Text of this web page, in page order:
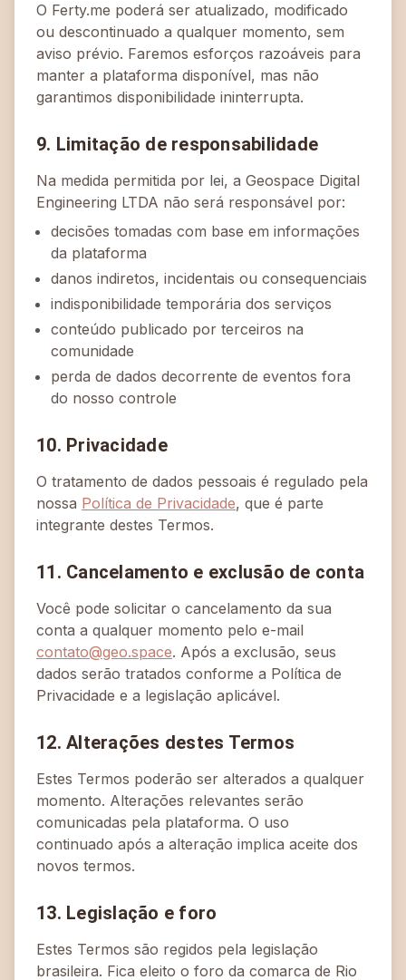
O Ferty.me poderá ser atualizado, modificado
ou descontinuado a qualquer momento, sem
aviso prévio. Faremos esforços razoáveis para
manter a plataforma disponível, mas não
garantimos disponibilidade ininterrupta.
9. Limitação de responsabilidade
Na medida permitida por lei, a Geospace Digital
Engineering LTDA não será responsável por:
decisões tomadas com base em informações
da plataforma
danos indiretos, incidentais ou consequenciais
indisponibilidade temporária dos serviços
conteúdo publicado por terceiros na
comunidade
perda de dados decorrente de eventos fora
do nosso controle
10. Privacidade
O tratamento de dados pessoais é regulado pela
nossa Política de Privacidade, que é parte
integrante destes Termos.
11. Cancelamento e exclusão de conta
Você pode solicitar o cancelamento da sua
conta a qualquer momento pelo e-mail
contato@geo.space. Após a exclusão, seus
dados serão tratados conforme a Política de
Privacidade e a legislação aplicável.
12. Alterações destes Termos
Estes Termos poderão ser alterados a qualquer
momento. Alterações relevantes serão
comunicadas pela plataforma. O uso
continuado após a alteração implica aceite dos
novos termos.
13. Legislação e foro
Estes Termos são regidos pela legislação
brasileira. Fica eleito o foro da comarca de Rio